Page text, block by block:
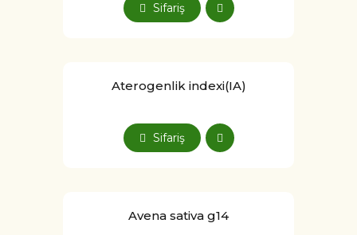
Sifariş
Aterogenlik indexi(IA)
Sifariş
Avena sativa g14